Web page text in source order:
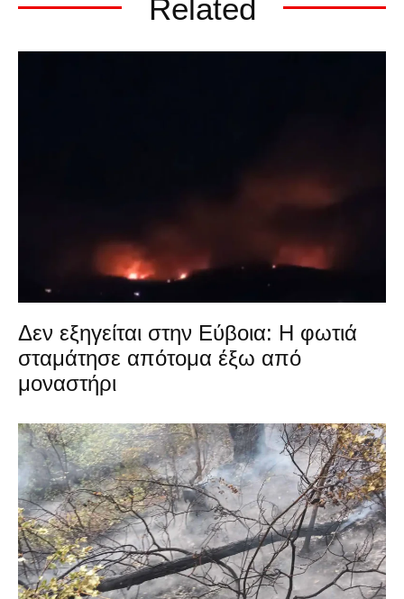
Related
Δεν εξηγείται στην Εύβοια: Η φωτιά
σταμάτησε απότομα έξω από
μοναστήρι